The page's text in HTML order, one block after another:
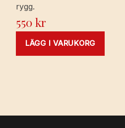
rygg.
550kr
LÄGG I VARUKORG